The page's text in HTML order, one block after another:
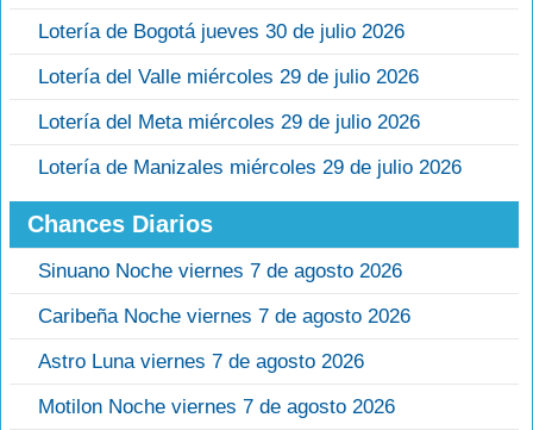
Lotería de Bogotá jueves 30 de julio 2026
Lotería del Valle miércoles 29 de julio 2026
Lotería del Meta miércoles 29 de julio 2026
Lotería de Manizales miércoles 29 de julio 2026
Chances Diarios
Sinuano Noche viernes 7 de agosto 2026
Caribeña Noche viernes 7 de agosto 2026
Astro Luna viernes 7 de agosto 2026
Motilon Noche viernes 7 de agosto 2026